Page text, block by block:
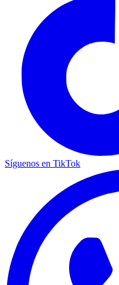
Síguenos en TikTok